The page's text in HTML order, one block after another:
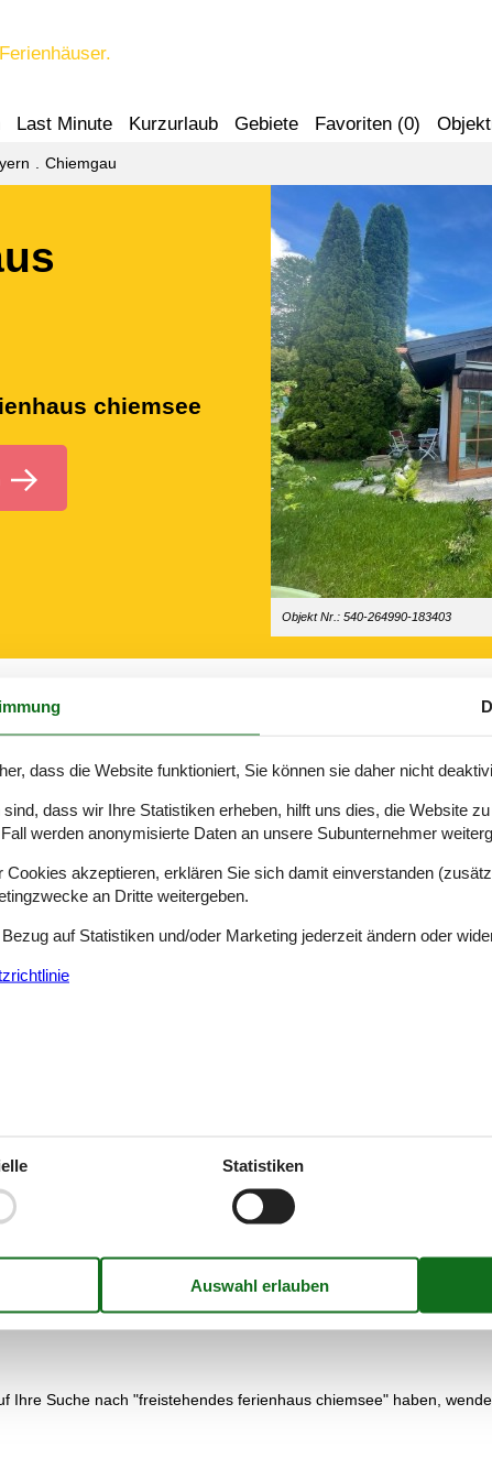
Last Minute Kurzurlaub Gebiete Favoriten (0)
Chiemgau
chiemsee
Objekt Nr.: 540-264990-183403
sodass Sie sich schon mal darauf freuen können, dass der
Familie so viele schöne Erlebnisse wie möglich bekommt.
für das Sie sich entschieden haben, nutzen.
Zusammensitzen die idyllische Umgebung der Chiemgauer
um den See angeboten werden. Verbringen Sie doch einmal
auch einen Tag in den Bergen einplanen. Der Gipfel des
über den Chiemgau.
Sie hier die Handwerksgebäude, Bauernhöfe und technischen
im Laufe der Jahrhunderte allerdings in ein Schloss
gelegen.
ein Beachvolleyballplatz und ein Kinderspielplatz sorgen
bilden soll, gefunden haben, können Sie gleich direkt im Internet
von unserer Preisgarantie abgedeckt. Alle Ferienhäuser, die
Ihre Suche nach "freistehendes ferienhaus chiemsee" haben,
dass die Website funktioniert, Sie können sie daher nicht
dass wir Ihre Statistiken erheben, hilft uns dies, die Website
werden anonymisierte Daten an unsere Subunternehmer
Cookies akzeptieren, erklären Sie sich damit einverstanden
an Dritte weitergeben.
auf Statistiken und/oder Marketing jederzeit ändern oder
Statistiken